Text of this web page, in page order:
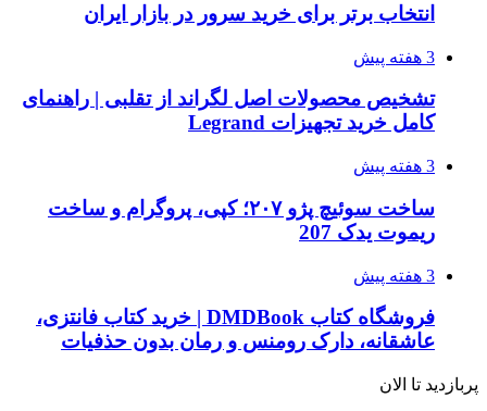
انتخاب برتر برای خرید سرور در بازار ایران
3 هفته پیش
تشخیص محصولات اصل لگراند از تقلبی | راهنمای
کامل خرید تجهیزات Legrand
3 هفته پیش
ساخت سوئیچ پژو ۲۰۷؛ کپی، پروگرام و ساخت
ریموت یدک 207
3 هفته پیش
فروشگاه کتاب DMDBook | خرید کتاب فانتزی،
عاشقانه، دارک رومنس و رمان بدون حذفیات
پربازدید تا الان